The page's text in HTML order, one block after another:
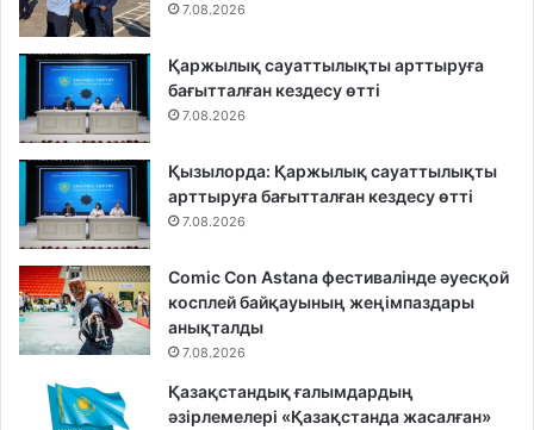
7.08.2026
Қаржылық сауаттылықты арттыруға
бағытталған кездесу өтті
7.08.2026
Қызылорда: Қаржылық сауаттылықты
арттыруға бағытталған кездесу өтті
7.08.2026
Comic Con Astana фестивалінде әуесқой
косплей байқауының жеңімпаздары
анықталды
7.08.2026
Қазақстандық ғалымдардың
әзірлемелері «Қазақстанда жасалған»